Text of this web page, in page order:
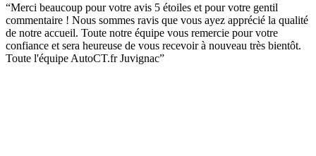
“Merci beaucoup pour votre avis 5 étoiles et pour votre gentil
commentaire ! Nous sommes ravis que vous ayez apprécié la qualité
de notre accueil. Toute notre équipe vous remercie pour votre
confiance et sera heureuse de vous recevoir à nouveau très bientôt.
Toute l'équipe AutoCT.fr Juvignac”